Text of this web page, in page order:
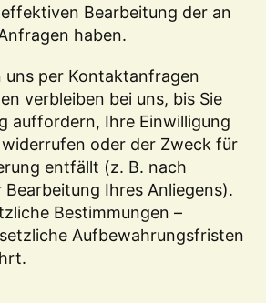
Bearbeitung der an
haben.
uns per Kontaktanfragen
verbleiben bei uns, bis Sie
auffordern, Ihre Einwilligung
oder der Zweck für
entfällt (z. B. nach
Bearbeitung Ihres Anliegens).
Bestimmungen –
Aufbewahrungsfristen